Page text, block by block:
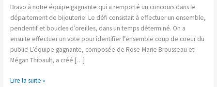
Bravo à notre équipe gagnante qui a remporté un concours dans le
département de bijouterie! Le défi consistait à effectuer un ensemble,
pendentif et boucles d’oreilles, dans un temps déterminé. On a
ensuite effectuer un vote pour identifier l’ensemble coup de coeur du
public! L’équipe gagnante, composée de Rose-Marie Brousseau et
Mégan Thibault, a créé […]
joaillerie
Lire la suite »